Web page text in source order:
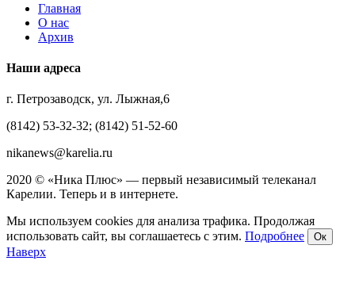
Главная
О нас
Архив
Наши адреса
г. Петрозаводск, ул. Лыжная,6
(8142) 53-32-32; (8142) 51-52-60
nikanews@karelia.ru
2020 © «Ника Плюс» — первый независимый телеканал
Карелии. Теперь и в интернете.
Мы используем cookies для анализа трафика. Продолжая
использовать сайт, вы соглашаетесь с этим. Подробнее Ок
Наверх